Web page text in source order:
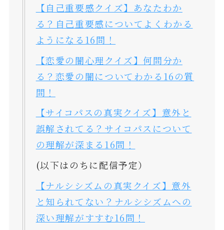
【自己重要感クイズ】あなたわか
る？自己重要感についてよくわかる
ようになる16問！
【恋愛の闇心理クイズ】何問分か
る？恋愛の闇についてわかる16の質
問！
【サイコパスの真実クイズ】意外と
誤解されてる？サイコパスについて
の理解が深まる16問！
(以下はのちに配信予定）
【ナルシシズムの真実クイズ】意外
と知られてない？ナルシシズムへの
深い理解がすすむ16問！